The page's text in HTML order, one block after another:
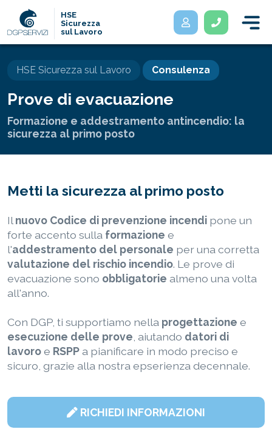
HSE
Sicurezza
sul Lavoro
HSE Sicurezza sul Lavoro Consulenza
Prove di evacuazione
Formazione e addestramento antincendio: la
sicurezza al primo posto
Metti la sicurezza al primo posto
Ilnuovo Codice di prevenzione incendi pone un
forte accento sulla formazione e
l'addestramento del personale per una corretta
valutazione del rischio incendio. Le prove di
evacuazione sono obbligatorie almeno una volta
all'anno.
Con DGP, ti supportiamo nella progettazione e
esecuzione delle prove, aiutando datori di
lavoroe RSPPa pianificare in modo preciso e
sicuro, grazie alla nostra epserienza decennale.
RICHIEDI INFORMAZIONI